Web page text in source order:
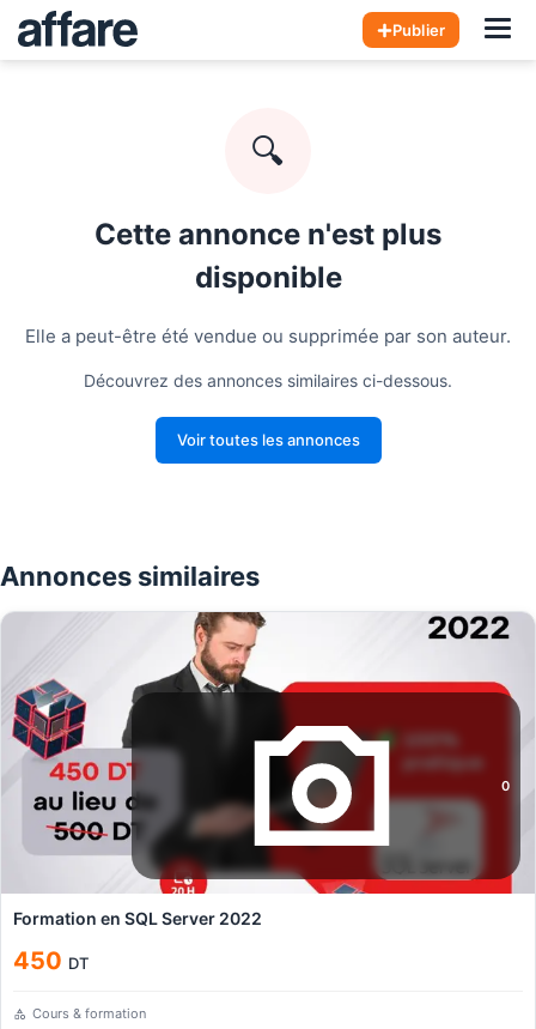
Publier
🔍
Cette annonce n'est plus
disponible
Elle a peut-être été vendue ou supprimée par son auteur.
Découvrez des annonces similaires ci-dessous.
Voir toutes les annonces
Annonces similaires
0
Formation en SQL Server 2022
450 DT
Cours & formation